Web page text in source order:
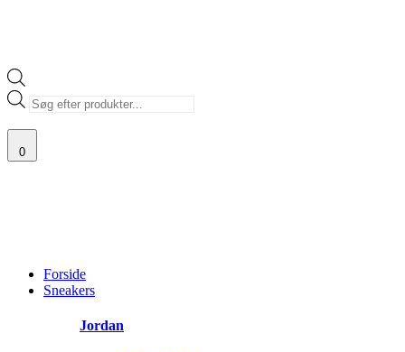
Products
search
0
Forside
Sneakers
Jordan